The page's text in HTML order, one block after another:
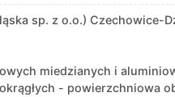
sp. z o.o.) Czechowice-
miedzianych i
- powierzchniowa